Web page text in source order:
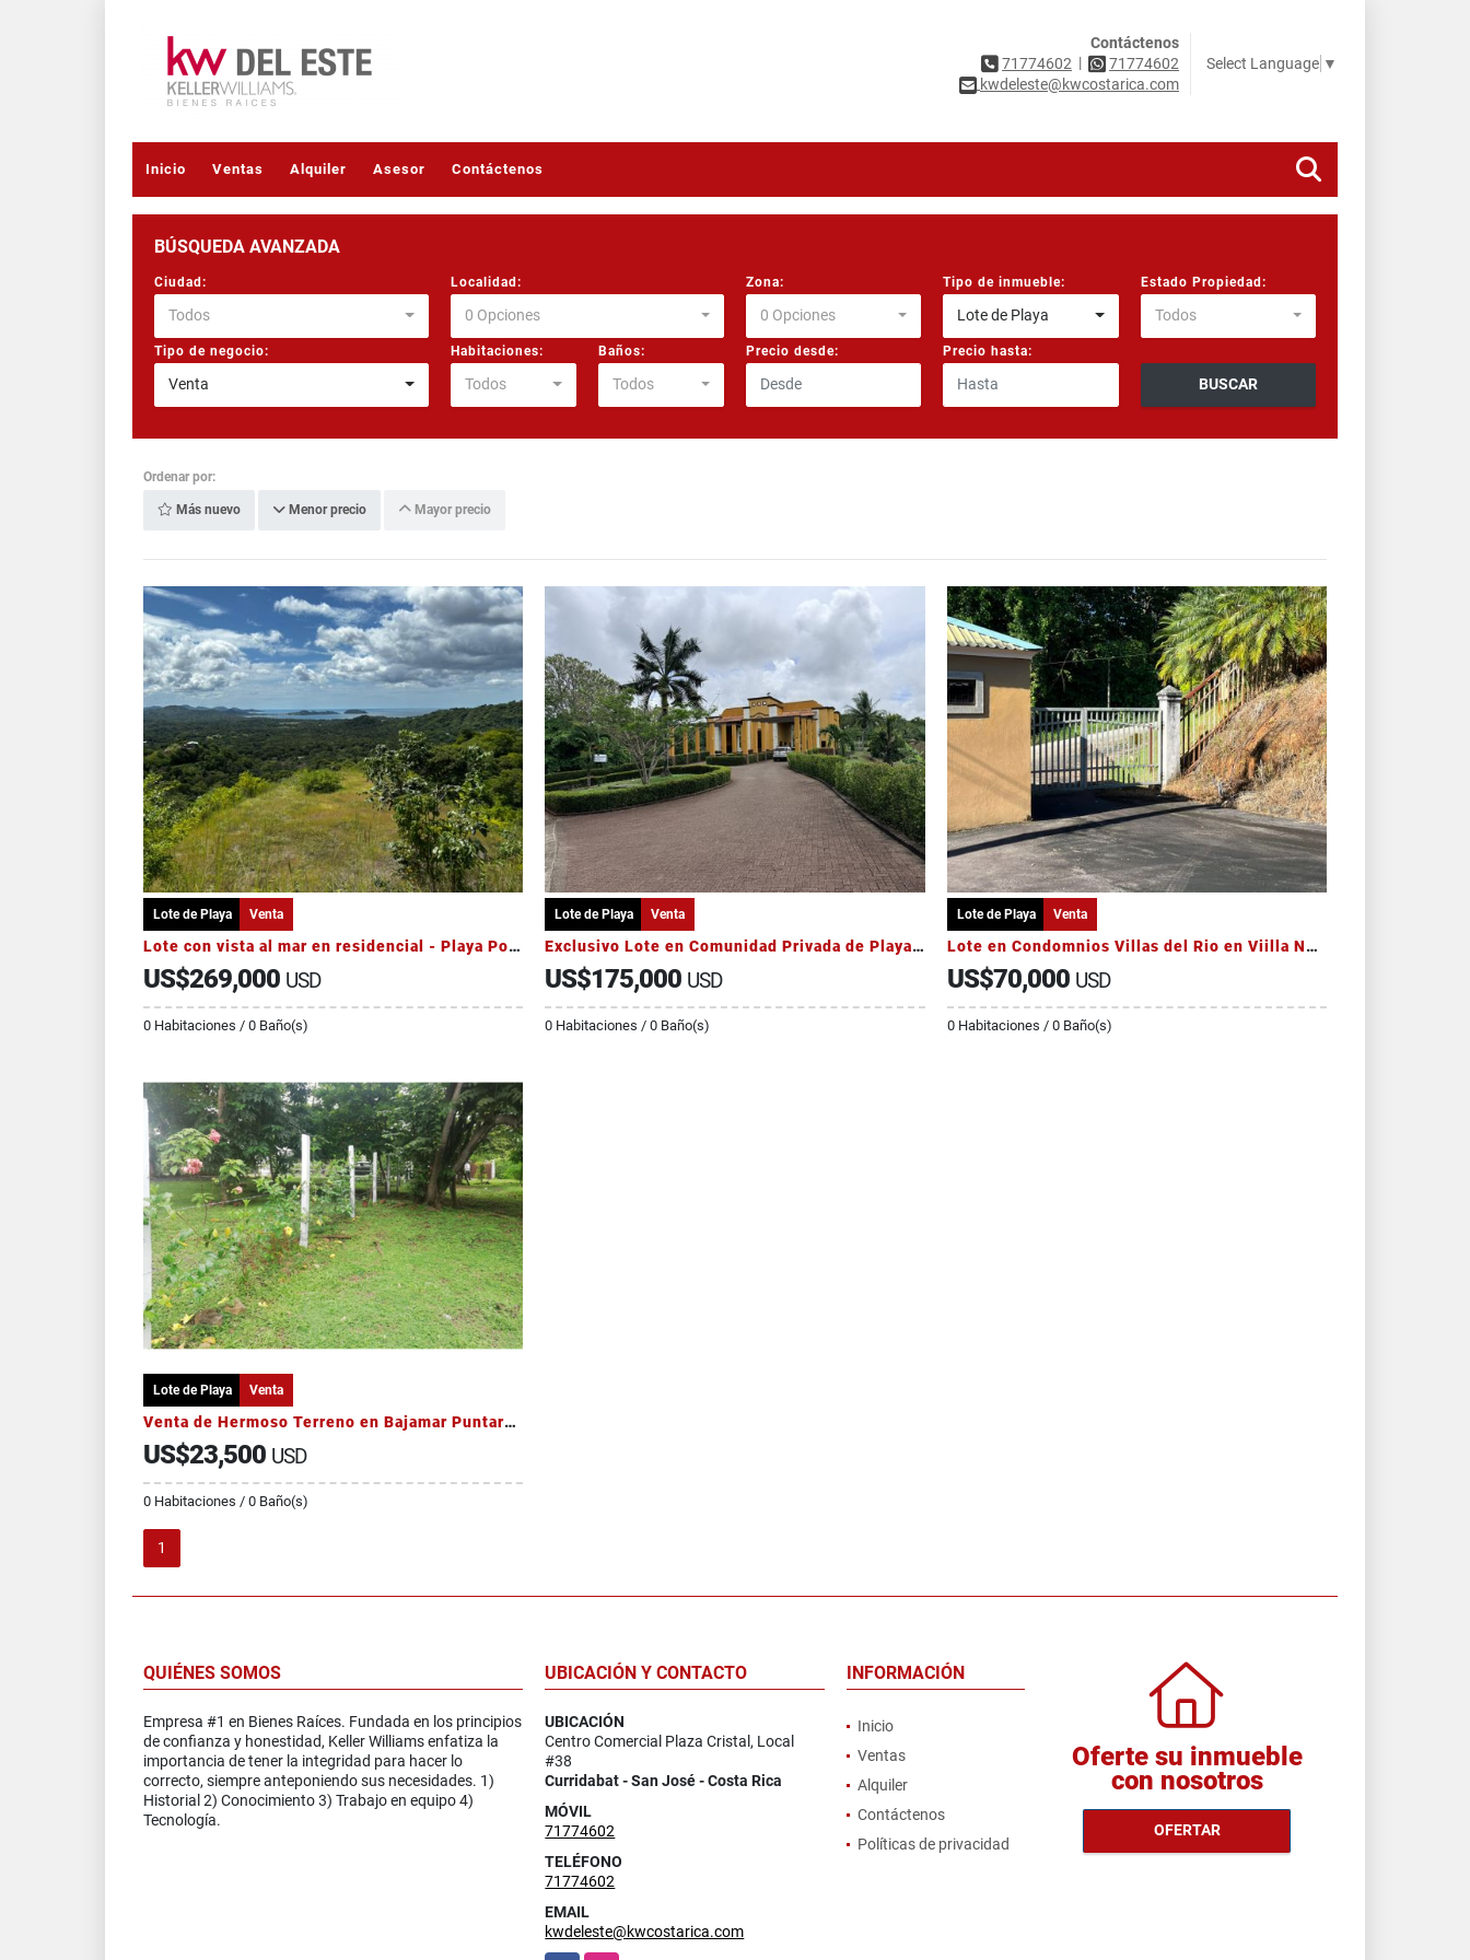
Contáctenos
71774602 |
71774602
kwdeleste@kwcostarica.com
Select Language ▼
Inicio Ventas Alquiler Asesor Contáctenos
BÚSQUEDA AVANZADA
Ciudad:
Todos
Localidad:
0 Opciones
Zona:
0 Opciones
Tipo de inmueble:
Lote de Playa
Estado Propiedad:
Todos
Tipo de negocio:
Venta
Habitaciones:
Todos
Baños:
Todos
Precio desde: Precio hasta:
BUSCAR
Ordenar por:
Más nuevo Menor precio Mayor precio
Lote de Playa Venta
Lote con vista al mar en residencial - Playa Potrero, Guanacaste
US$269,000 USD
0 Habitaciones / 0 Baño(s)
Lote de Playa Venta
Exclusivo Lote en Comunidad Privada de Playa Costa Esterillos Estates
US$175,000 USD
0 Habitaciones / 0 Baño(s)
Lote de Playa Venta
Lote en Condomnios Villas del Rio en Viilla Nueva Quepos
US$70,000 USD
0 Habitaciones / 0 Baño(s)
Lote de Playa Venta
Venta de Hermoso Terreno en Bajamar Puntarenas
US$23,500 USD
0 Habitaciones / 0 Baño(s)
1
QUIÉNES SOMOS
Empresa #1 en Bienes Raíces. Fundada en los principios
de confianza y honestidad, Keller Williams enfatiza la
importancia de tener la integridad para hacer lo
correcto, siempre anteponiendo sus necesidades. 1)
Historial 2) Conocimiento 3) Trabajo en equipo 4)
Tecnología.
UBICACIÓN Y CONTACTO
UBICACIÓN
Centro Comercial Plaza Cristal, Local
#38
Curridabat - San José - Costa Rica
MÓVIL
71774602
TELÉFONO
71774602
EMAIL
kwdeleste@kwcostarica.com
INFORMACIÓN
Inicio
Ventas
Alquiler
Contáctenos
Políticas de privacidad
Oferte su inmueble
con nosotros
OFERTAR